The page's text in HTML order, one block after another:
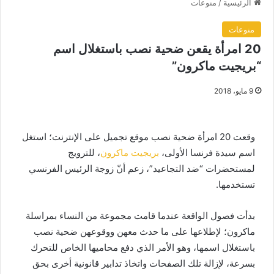
الرئيسية / منوعات
منوعات
20 امرأة يقعن ضحية نصب باستغلال اسم
“بريجيت ماكرون”
9 مايو، 2018
وقعت 20 امرأة ضحية نصب موقع تجميل على الإنترنت؛ استغل
اسم سيدة فرنسا الأولى، بريجيت ماكرون، للترويج
لمستحضرات “ضد التجاعيد”، زعم أنّ زوجة الرئيس الفرنسي
تستخدمها.
بدأت فصول الواقعة عندما قامت مجموعة من النساء بمراسلة
ماكرون؛ لإطلاعها على ما حدث معهن ووقوعهن ضحية نصب
باستغلال اسمها، وهو الأمر الذي دفع محاميها الخاص للتحرك
بسرعة، لإزالة تلك الصفحات واتخاذ تدابير قانونية أخرى بحق